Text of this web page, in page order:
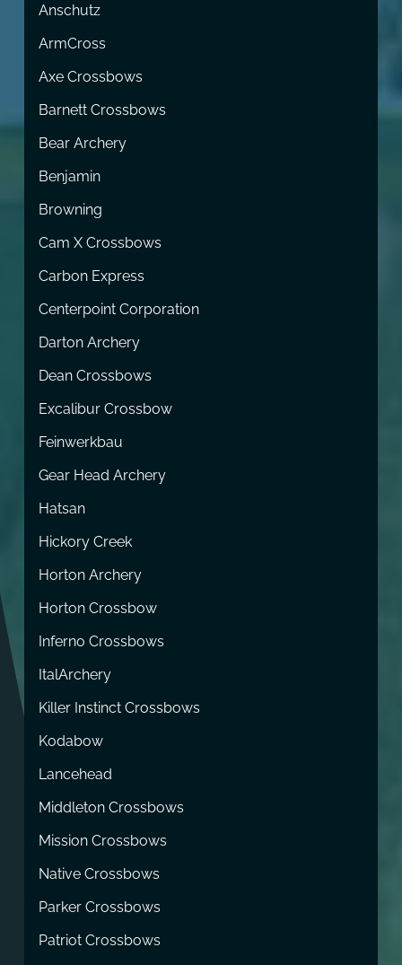
Anschutz
ArmCross
Axe Crossbows
Barnett Crossbows
Bear Archery
Benjamin
Browning
Cam X Crossbows
Carbon Express
Centerpoint Corporation
Darton Archery
Dean Crossbows
Excalibur Crossbow
Feinwerkbau
Gear Head Archery
Hatsan
Hickory Creek
Horton Archery
Horton Crossbow
Inferno Crossbows
ItalArchery
Killer Instinct Crossbows
Kodabow
Lancehead
Middleton Crossbows
Mission Crossbows
Native Crossbows
Parker Crossbows
Patriot Crossbows